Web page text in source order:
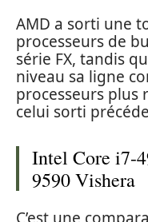
AMD a sorti une
processeurs de
série FX, tandis
niveau sa ligne
processeurs plus
celui sorti
Intel Core i7-
9590 Vishera